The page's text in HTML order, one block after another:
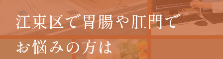
江東区で胃腸や肛門で
お悩みの方は